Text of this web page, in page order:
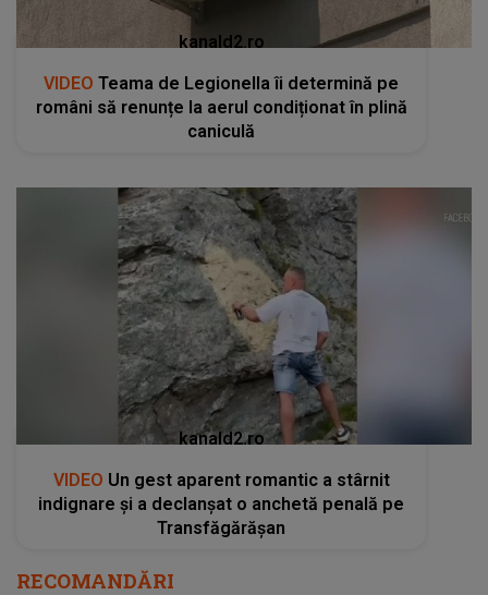
kanald2.ro
VIDEO Teama de Legionella îi determină pe
români să renunțe la aerul condiționat în plină
caniculă
kanald2.ro
VIDEO Un gest aparent romantic a stârnit
indignare și a declanșat o anchetă penală pe
Transfăgărășan
RECOMANDĂRI